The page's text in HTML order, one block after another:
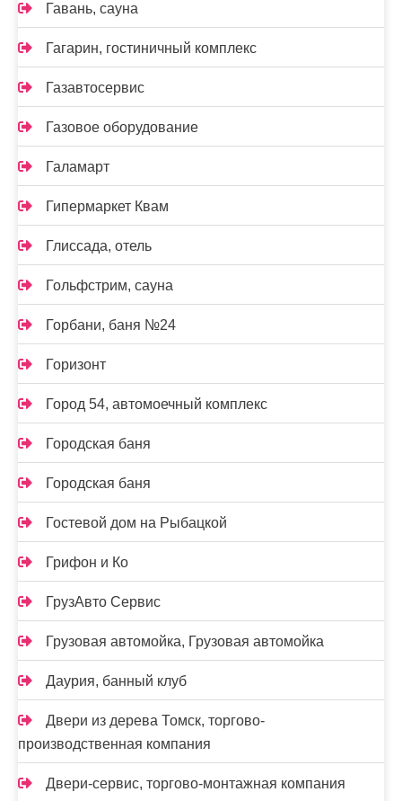
Гавань, сауна
Гагарин, гостиничный комплекс
Газавтосервис
Газовое оборудование
Галамарт
Гипермаркет Квам
Глиссада, отель
Гольфстрим, сауна
Горбани, баня №24
Горизонт
Город 54, автомоечный комплекс
Городская баня
Городская баня
Гостевой дом на Рыбацкой
Грифон и Ко
ГрузАвто Сервис
Грузовая автомойка, Грузовая автомойка
Даурия, банный клуб
Двери из дерева Томск, торгово-
производственная компания
Двери-сервис, торгово-монтажная компания